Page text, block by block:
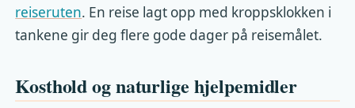
reiseruten. En reise lagt opp med kroppsklokken i
tankene gir deg flere gode dager på reisemålet.
Kosthold og naturlige hjelpemidler